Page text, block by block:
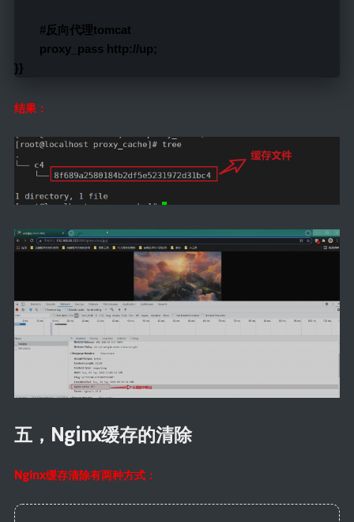
#反向代理tomcat
proxy_pass http://up;
}}
结果：
五，Nginx缓存的清除
Nginx缓存清除有两种方式：